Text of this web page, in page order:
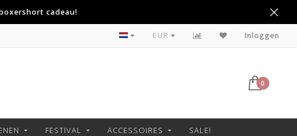
cadeau!
Betaal achteraf met Klarna
EUR Inloggen
0
FESTIVAL ACCESSOIRES SALE!